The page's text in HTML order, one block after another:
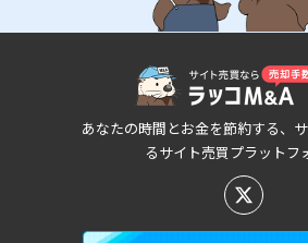
あなたの時間とお金を節約する、
るサイト売買プラットフ